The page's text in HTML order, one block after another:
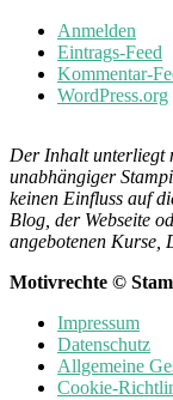
Anmelden
Eintrags-Feed
Kommentar-
WordPress.org
Der Inhalt unterliegt
unabhängiger
keinen Einfluss auf
Blog, der Webseite
angebotenen Kurse,
Motivrechte ©
Impressum
Datenschutz
Allgemeine
Cookie-